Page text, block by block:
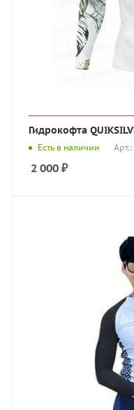
Гидрокофта
Есть в наличии
2 000 ₽